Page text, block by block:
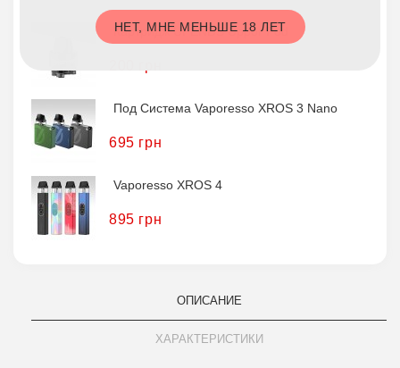
Картридж UPENDS Uppor Pod
Под Система Vaporesso XROS 3 Nano
695 грн
Vaporesso XROS 4
895 грн
ОПИСАНИЕ
ХАРАКТЕРИСТИКИ
НЕТ, МНЕ МЕНЬШЕ 18 ЛЕТ